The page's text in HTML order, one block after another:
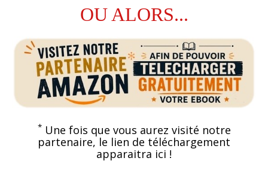
OU ALORS...
*Une fois que vous aurez visité notre
partenaire, le lien de téléchargement
apparaitra ici !